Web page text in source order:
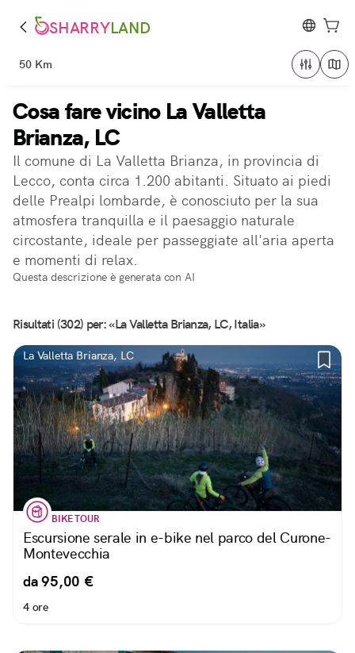
SHARRYLAND
50 Km
Cosa fare vicino La Valletta
Brianza, LC
Il comune di La Valletta Brianza, in provincia di
Lecco, conta circa 1.200 abitanti. Situato ai piedi
delle Prealpi lombarde, è conosciuto per la sua
atmosfera tranquilla e il paesaggio naturale
circostante, ideale per passeggiate all'aria aperta
e momenti di relax.
Questa descrizione è generata con AI
Risultati (302) per: «La Valletta Brianza, LC, Italia»
La Valletta Brianza, LC
BIKE TOUR
Escursione serale in e-bike nel parco del Curone-
Montevecchia
da 95,00 €
4 ore